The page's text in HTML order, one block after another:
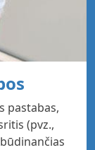
pastabas,
(pvz.,